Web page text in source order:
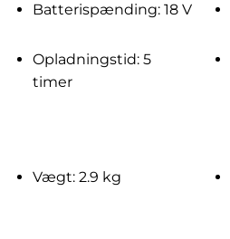
Batterispænding: 18 V
Opladningstid: 5
timer
Vægt: 2.9 kg